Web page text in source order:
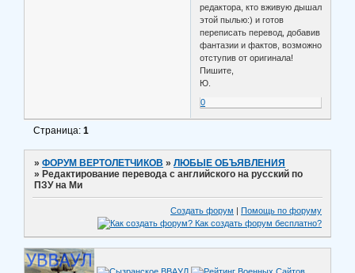
редактора, кто вживую дышал
этой пылью:) и готов
переписать перевод, добавив
фантазии и фактов, возможно
отступив от оригинала!
Пишите,
Ю.
0
Страница:1
»ФОРУМ ВЕРТОЛЕТЧИКОВ »ЛЮБЫЕ ОБЪЯВЛЕНИЯ
» Редактирование перевода с английского на русский по
ПЗУ на Ми
Создать форум | Помощь по форуму